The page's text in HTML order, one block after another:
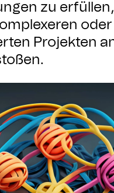
zu
Projekten